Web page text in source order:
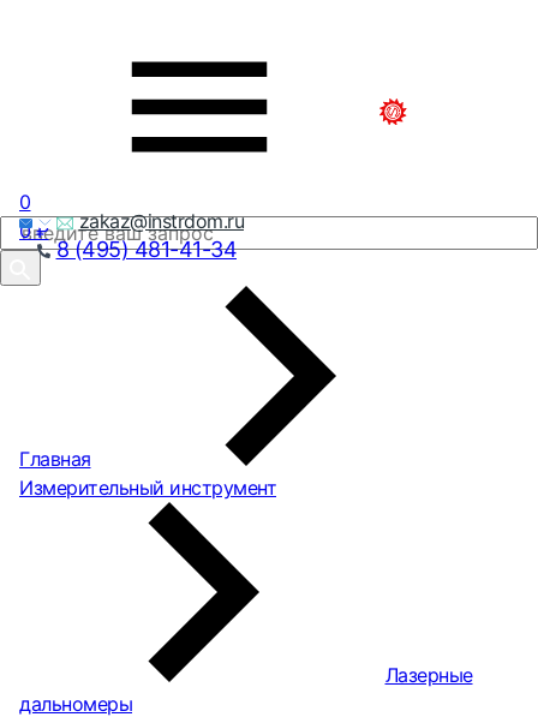
zakaz@instrdom.ru
8 (495) 481-41-34
0
0₽
Главная
Измерительный инструмент
Лазерные
дальномеры